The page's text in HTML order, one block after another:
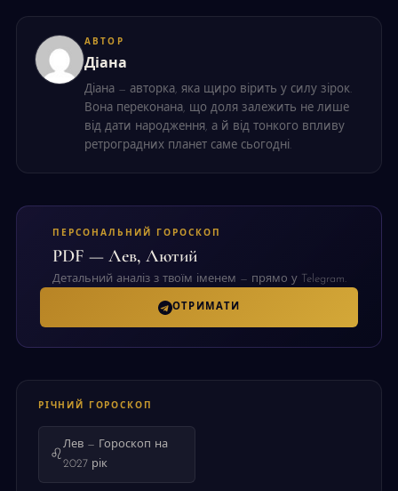
АВТОР
Діана
Діана — авторка, яка щиро вірить у силу зірок.
Вона переконана, що доля залежить не лише
від дати народження, а й від тонкого впливу
ретроградних планет саме сьогодні.
ПЕРСОНАЛЬНИЙ ГОРОСКОП
PDF — Лев, Лютий
Детальний аналіз з твоїм іменем — прямо у Telegram.
ОТРИМАТИ
РІЧНИЙ ГОРОСКОП
♌
Лев — Гороскоп на
2027 рік